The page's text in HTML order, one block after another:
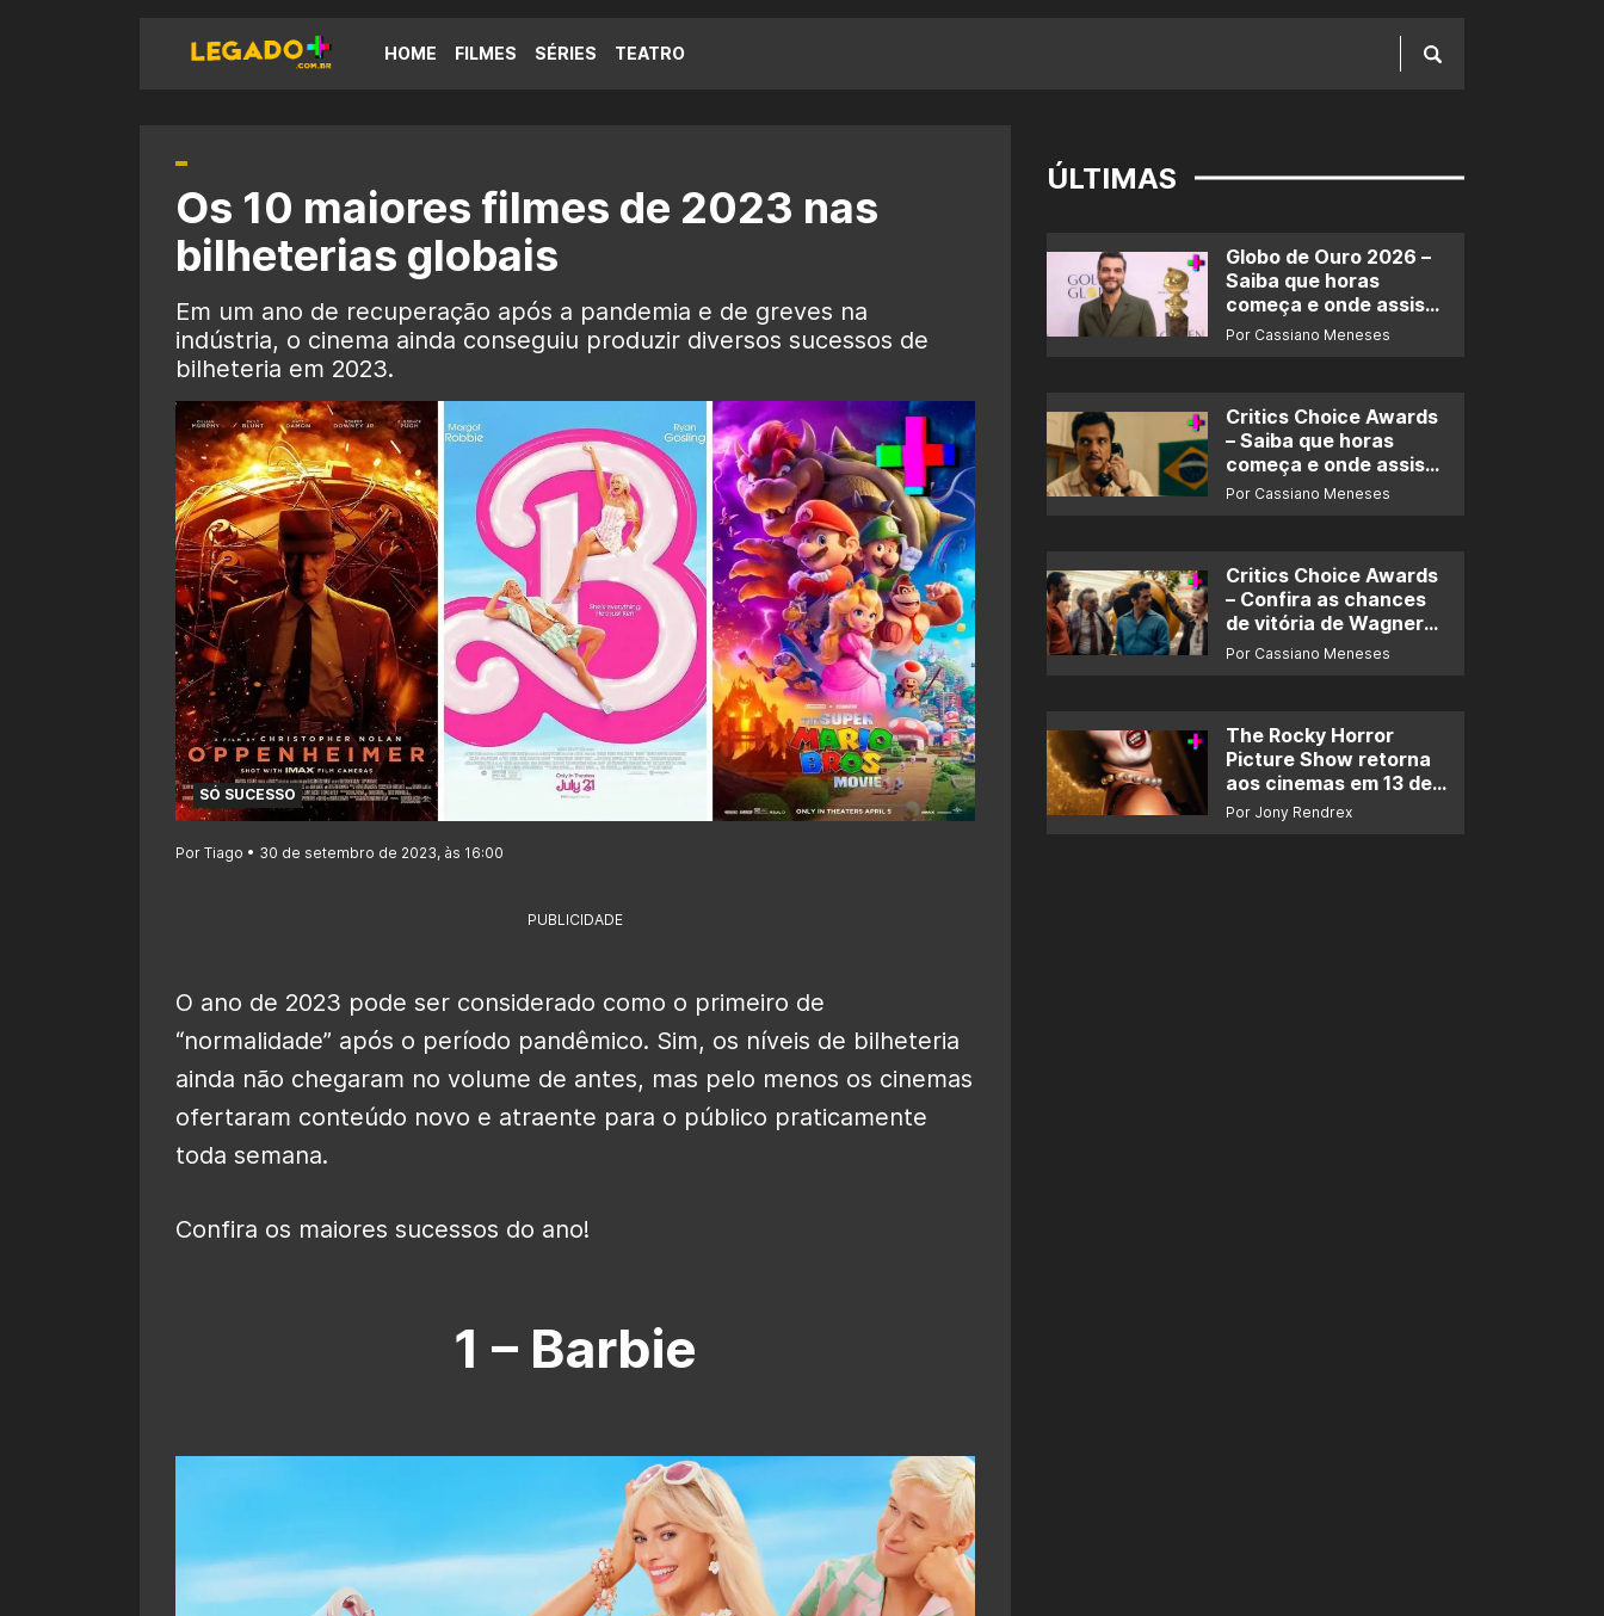
HOME FILMES SÉRIES TEATRO
Os 10 maiores filmes de 2023 nas
bilheterias globais
Em um ano de recuperação após a pandemia e de greves na
indústria, o cinema ainda conseguiu produzir diversos sucessos de
bilheteria em 2023.
SÓ SUCESSO
Por Tiago • 30 de setembro de 2023, às 16:00
PUBLICIDADE
O ano de 2023 pode ser considerado como o primeiro de
“normalidade” após o período pandêmico. Sim, os níveis de bilheteria
ainda não chegaram no volume de antes, mas pelo menos os cinemas
ofertaram conteúdo novo e atraente para o público praticamente
toda semana.
Confira os maiores sucessos do ano!
1 – Barbie
ÚLTIMAS
Globo de Ouro 2026 –
Saiba que horas
começa e onde assistir
ao prêmio
Por Cassiano Meneses
Critics Choice Awards
– Saiba que horas
começa e onde assistir
ao prêmio
Por Cassiano Meneses
Critics Choice Awards
– Confira as chances
de vitória de Wagner
Moura e de ‘O Agente
Por Cassiano Meneses
The Rocky Horror
Picture Show retorna
aos cinemas em 13 de
novembro
Por Jony Rendrex